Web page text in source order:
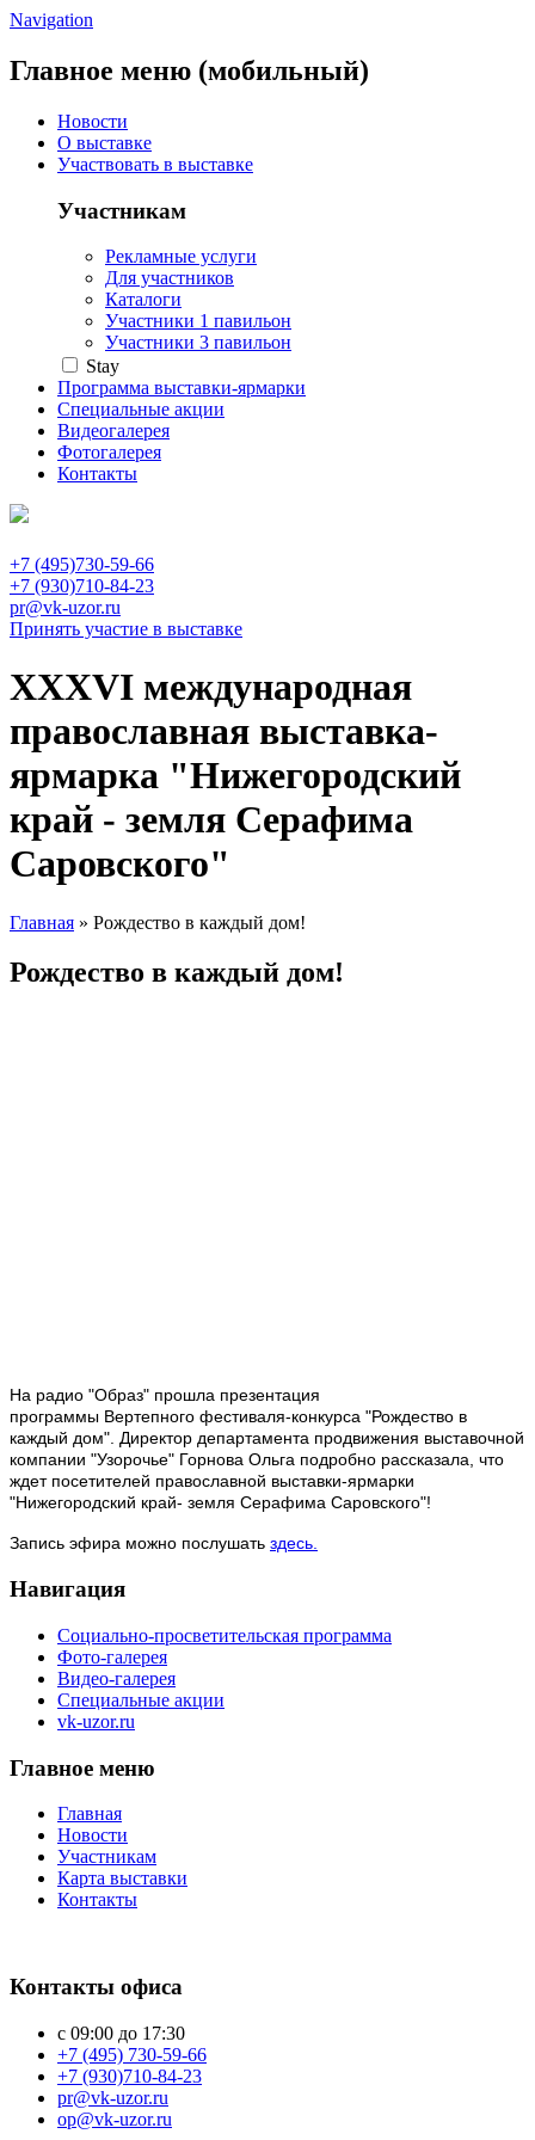
Navigation
Главное меню (мобильный)
Новости
О выставке
Участвовать в выставке
Участникам
Рекламные услуги
Для участников
Каталоги
Участники 1 павильон
Участники 3 павильон
Stay
Программа выставки-ярмарки
Специальные акции
Видеогалерея
Фотогалерея
Контакты
+7 (495)730-59-66
+7 (930)710-84-23
pr@vk-uzor.ru
Принять участие в выставке
XXXVI международная
православная выставка-
ярмарка "Нижегородский
край - земля Серафима
Саровского"
Главная » Рождество в каждый дом!
Рождество в каждый дом!
На радио "Образ" прошла презентация
программы Вертепного фестиваля-конкурса "Рождество в
каждый дом". Директор департамента продвижения выставочной
компании "Узорочье" Горнова Ольга подробно рассказала, что
ждет посетителей православной выставки-ярмарки
"Нижегородский край- земля Серафима Саровского"!
Запись эфира можно послушать здесь.
Навигация
Социально-просветительская программа
Фото-галерея
Видео-галерея
Специальные акции
vk-uzor.ru
Главное меню
Главная
Новости
Участникам
Карта выставки
Контакты
Контакты офиса
с 09:00 до 17:30
+7 (495) 730-59-66
+7 (930)710-84-23
pr@vk-uzor.ru
op@vk-uzor.ru